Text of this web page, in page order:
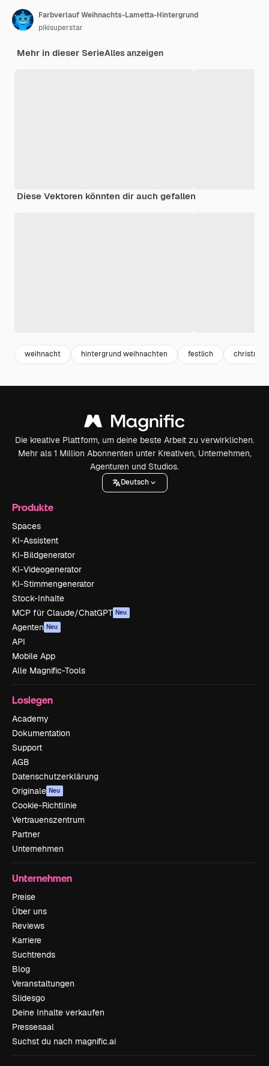
Farbverlauf Weihnachts-Lametta-Hintergrund
pikisuperstar
Mehr in dieser SerieAlles anzeigen
Diese Vektoren könnten dir auch gefallen
weihnacht hintergrund weihnachten festlich
Die kreative Plattform, um deine beste Arbeit zu verwirklichen.
Mehr als 1 Million Abonnenten unter Kreativen, Unternehmen,
Agenturen und Studios.
Deutsch
Produkte
Spaces
KI-Assistent
KI-Bildgenerator
KI-Videogenerator
KI-Stimmengenerator
Stock-Inhalte
MCP für Claude/ChatGPT Neu
Agenten Neu
API
Mobile App
Alle Magnific-Tools
Loslegen
Academy
Dokumentation
Support
AGB
Datenschutzerklärung
Originale Neu
Cookie-Richtlinie
Vertrauenszentrum
Partner
Unternehmen
Unternehmen
Preise
Über uns
Reviews
Karriere
Suchtrends
Blog
Veranstaltungen
Slidesgo
Deine Inhalte verkaufen
Pressesaal
Suchst du nach magnific.ai